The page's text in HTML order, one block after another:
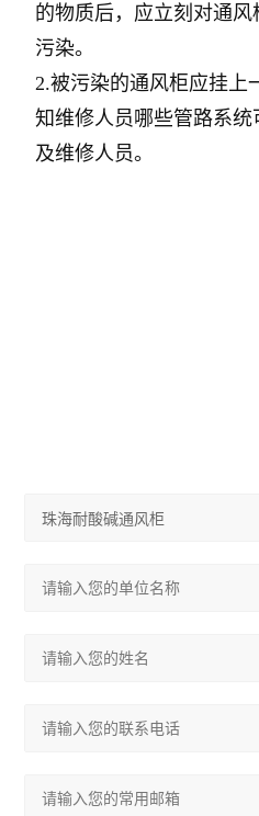
的物质后，应立刻对通
污染。
2.被污染的通风柜应挂上
知维修人员哪些管路系
及维修人员。